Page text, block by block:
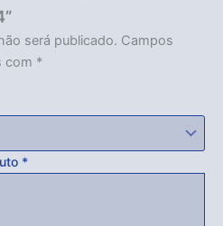
será publicado. Campos
com *
*